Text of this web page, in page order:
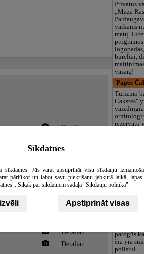
Detaliau
Detaliau
Detaliau
Detaliau
Detaliau
Privatus
„Maza
vaikams
metų.
būreliai,
vasarą!
Papes
Turizmo
Cakstes"
rezervato
Latvijoje.
iš akrilo -
plastikų 6
Lilaste,
Grynas
patogūs
čia yra
poilsiui.
Sīkdatnes
sīkdatnes. Jūs varat apstiprināt visu sīkdatņu
pārlūkot un labot savu piekrišanu jebkurā laikā, lapas
Sīkāk par sīkdatnēm sadaļā "Sīkdatņu politika"
Apstiprināt visas